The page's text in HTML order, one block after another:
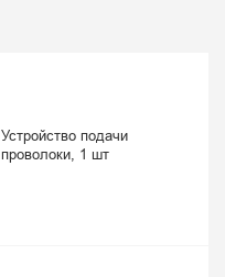
Устройство подачи
проволоки, 1 шт